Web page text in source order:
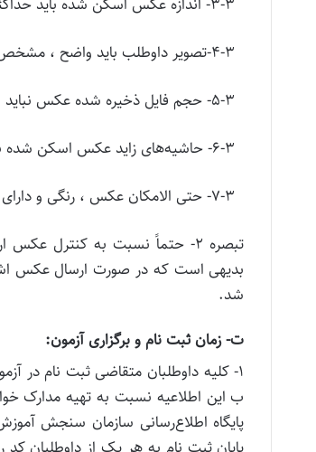
تبصره ۲- حتماً نسبت به کنترل
بدیهی است که در صورت ارسال عکس
شد.
ت- زمان ثبت نام و برگزاری آزمون:
۱- کلیه داوطلبان متقاضی ثبت نام
پایان ثبت نام به هر یک از داوطلبان کد